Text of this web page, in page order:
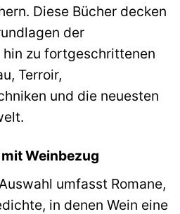
Diese Bücher decken
der
zu fortgeschrittenen
Terroir,
und die neuesten
Weinbezug
umfasst Romane,
in denen Wein eine